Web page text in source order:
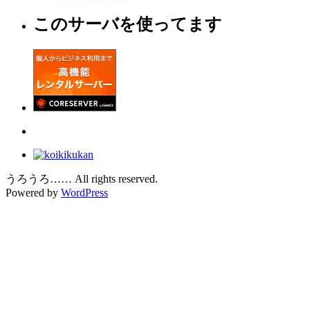
このサーバを使ってます
うろうろ…… All rights reserved.
Powered by WordPress